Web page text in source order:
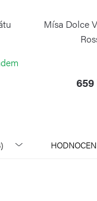
Mísa Dolce
659